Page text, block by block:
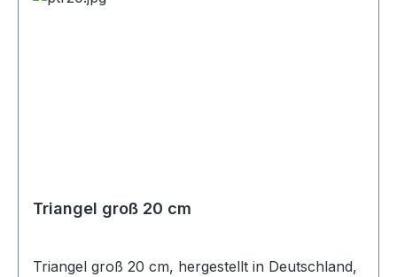
Triangel groß 20 cm
Triangel groß 20 cm, hergestellt in Deutschland,